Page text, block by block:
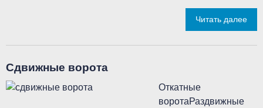
Читать далее
Сдвижные ворота
Откатные
воротаРаздвижные